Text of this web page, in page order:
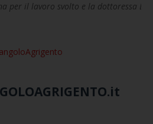
per il lavoro svolto e la dottoressa